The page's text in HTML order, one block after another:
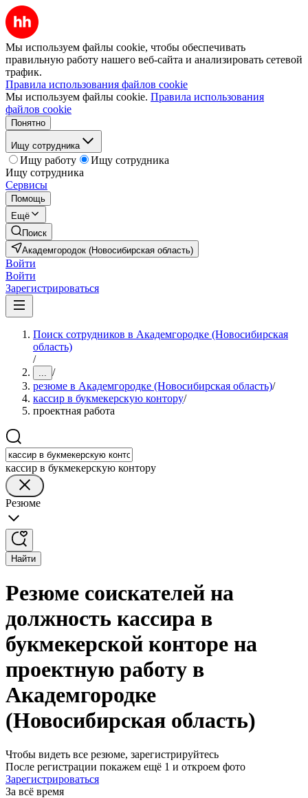
Мы используем файлы cookie, чтобы обеспечивать
правильную работу нашего веб-сайта и анализировать сетевой
трафик.
Правила использования файлов cookie
Мы используем файлы cookie. Правила использования
файлов cookie
Понятно
Ищу сотрудника
Ищу работу
Ищу сотрудника
Ищу сотрудника
Сервисы
Помощь
Ещё
Поиск
Академгородок (Новосибирская область)
Войти
Войти
Зарегистрироваться
Поиск сотрудников в Академгородке (Новосибирская
область)
/
... /
резюме в Академгородке (Новосибирская область)/
кассир в букмекерскую контору/
проектная работа
кассир в букмекерскую контору
Резюме
Найти
Резюме соискателей на
должность кассира в
букмекерской конторе на
проектную работу в
Академгородке
(Новосибирская область)
Чтобы видеть все резюме, зарегистрируйтесь
После регистрации покажем ещё 1 и откроем фото
Зарегистрироваться
За всё время